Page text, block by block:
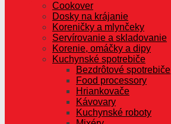
Cookover
Dosky na krájanie
Koreničky a mlynčeky
Servírovanie a skladovanie
Korenie, omáčky a dipy
Kuchynské spotrebiče
Bezdrôtové spotrebiče
Food processory
Hriankovače
Kávovary
Kuchynské roboty